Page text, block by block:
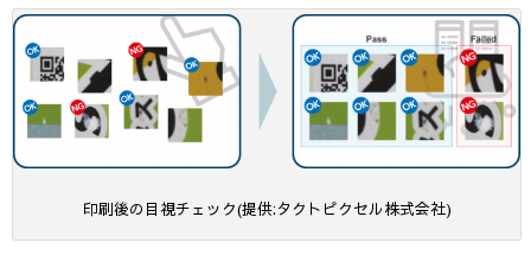
印刷後の目視チェック(提供:タクトピクセル株式会社)